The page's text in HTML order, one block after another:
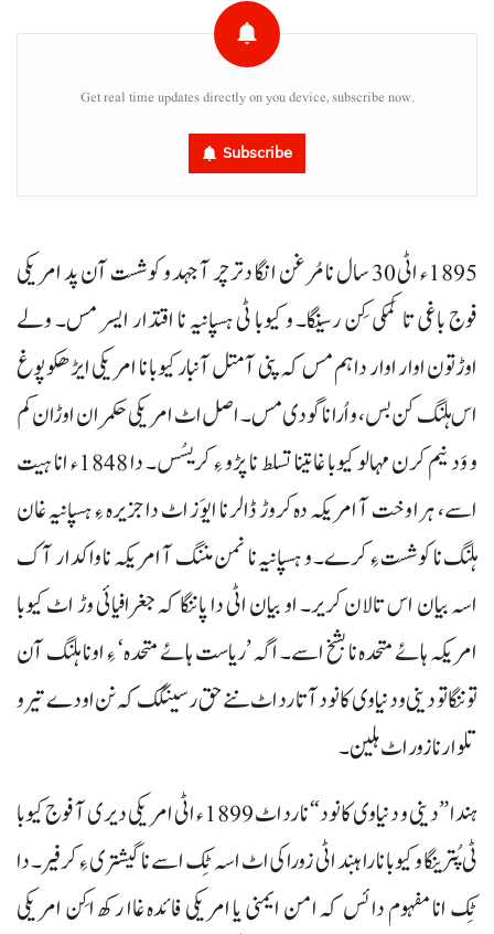
Get real time updates directly on you device, subscribe now.
Subscribe
1895ء اٹی 30 سال نا مُرغن انگا دتر چر آ جہد و کوشست آن پد امریکی
فوج باغی تا کمکی کِن رسینگا۔ و کیوبا ٹی ہسپانیہ نا اقتدار ایسر مس۔ ولے
اوڑتون اوار اوار دا ہم مس کہ پنی آ متل آنبار کیوبا نا امریکی ایڑھکو پوغ
اس ہلنگ کن بس، و اُرا نا گودی مس۔ اصل اٹ امریکی حکمران اوڑان کم
و وَد نیم کرن مہالو کیوبا غا تینا تسلط نا پڑو ءِ کریسُس۔ دا 1848ء انا ہیت
اسے، ہرا وخت آ امریکہ دہ کروڑ ڈالر نا ایوَز اٹ دا جزیرہ ءِ ہسپانیہ غان
ہلنگ نا کوشست ءِ کرے۔ و ہسپانیہ نا نمن مننگ آ امریکہ نا واکدار آک
اسہ بیان اس تالان کریر۔ او بیان اٹی دا پاننگا کہ جغرافیائی وڑ اٹ کیوبا
امریکہ ہائے متحدہ نا بشخ اسے۔ اگہ ’ریاست ہائے متحدہ‘ ءِ اونا ہلنگ آن
توننگا تو دینی و دنیاوی کانود آتا رد اٹ ننے حق رسینگک کہ نن اودے تیر و
تلوار نا زور اٹ ہلین۔
ہندا ”دینی و دنیاوی کانود“ نا رد اٹ 1899ء اٹی امریکی دیری آ فوج کیوبا
ٹی پُترینگا و کیوبا نا راہبند اٹی زوراکی اٹ اسہ ٹِک اسے نا گیشتری ءِ کرفیر۔ دا
ٹِک انا مفہوم دا ئس کہ امن ایمنی یا امریکی فائدہ غاا رکھ اکِن امریکی